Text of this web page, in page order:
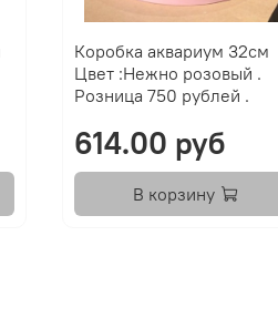
Коробка аквариум 32см
Цвет :Нежно pозовый .
Розница 750 рублей .
614.00 руб
В корзину